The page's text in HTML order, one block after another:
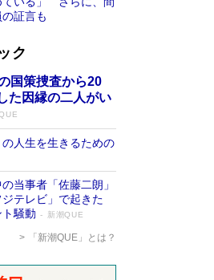
証言も
ク
国策捜査から20
た因縁の二人がい
人生を生きるための
当事者「佐藤二朗」
テレビ」で起きた
ト騒動
新潮QUE
「新潮QUE」とは？